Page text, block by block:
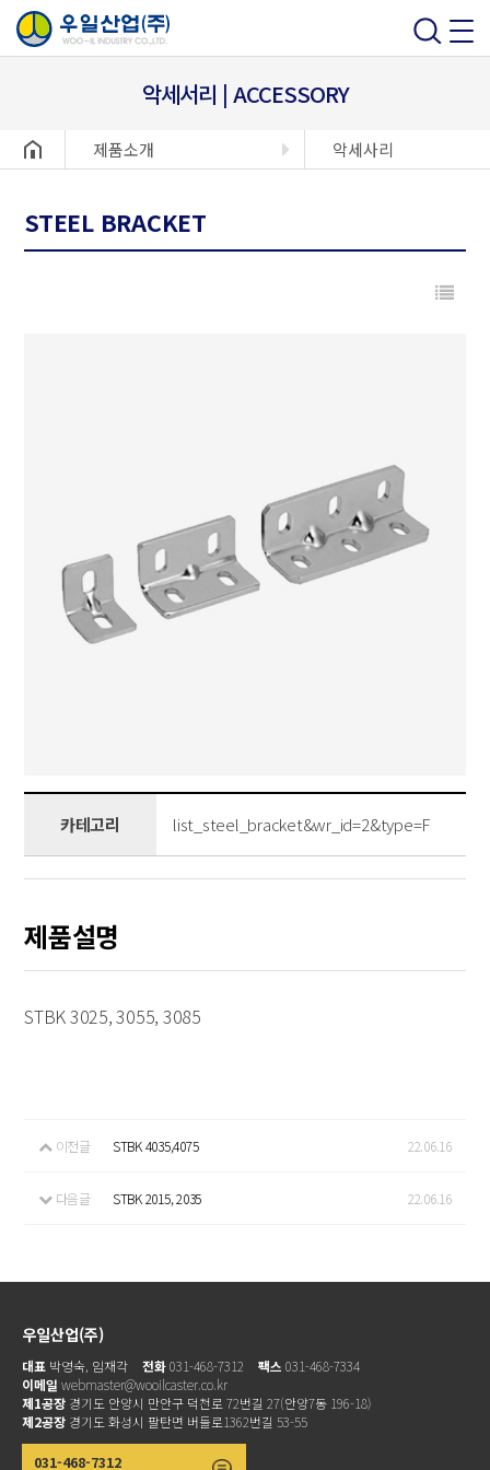
악세서리 | ACCESSORY
헤더설정 제품소개 악세사리
STEEL BRACKET
카테고리 list_steel_bracket&wr_id=2&type=F
제품설명
STBK 3025, 3055, 3085
이전글 STBK 4035,4075 22.06.16
다음글 STBK 2015, 2035 22.06.16
우일산업(주)
대표 박영숙, 임재각 전화031-468-7312 팩스 031-468-7334
이메일 webmaster@wooilcaster.co.kr
제1공장 경기도 안양시 만안구 덕천로 72번길 27(안양7동 196-18)
제2공장 경기도 화성시 팔탄면 버들로1362번길 53-55
031-468-7312